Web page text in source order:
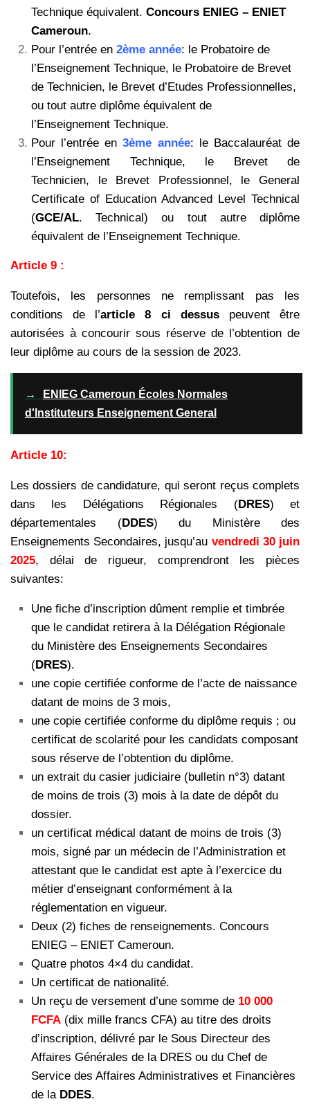
Technique équivalent. Concours ENIEG – ENIET
Cameroun.
Pour l’entrée en 2ème année: le Probatoire de
l’Enseignement Technique, le Probatoire de Brevet
de Technicien, le Brevet d’Etudes Professionnelles,
ou tout autre diplôme équivalent de
l’Enseignement Technique.
Pour l’entrée en3ème année: le Baccalauréat de
l’Enseignement Technique, le Brevet de
Technicien, le Brevet Professionnel, le General
Certificate of Education Advanced Level Technical
(GCE/AL.Technical) ou tout autre diplôme
équivalent de l’Enseignement Technique.
Article 9 :
Toutefois, les personnes ne remplissant pas les
conditions de l’article 8 ci dessuspeuvent être
autorisées à concourir sous réserve de l’obtention de
leur diplôme au cours de la session de 2023.
→
ENIEG Cameroun Écoles Normales
d'Instituteurs Enseignement General
Article 10:
Les dossiers de candidature, qui seront reçus complets
dans les Délégations Régionales (DRES) et
départementales (DDES) du Ministère des
Enseignements Secondaires, jusqu’au vendredi 30 juin
2025, délai de rigueur, comprendront les pièces
suivantes:
Une fiche d’inscription dûment remplie et timbrée
que le candidat retirera à la Délégation Régionale
du Ministère des Enseignements Secondaires
(DRES).
une copie certifiée conforme de l’acte de naissance
datant de moins de 3 mois,
une copie certifiée conforme du diplôme requis ; ou
certificat de scolarité pour les candidats composant
sous réserve de l’obtention du diplôme.
un extrait du casier judiciaire (bulletin n°3) datant
de moins de trois (3) mois à la date de dépôt du
dossier.
un certificat médical datant de moins de trois (3)
mois, signé par un médecin de l’Administration et
attestant que le candidat est apte à l’exercice du
métier d’enseignant conformément à la
réglementation en vigueur.
Deux (2) fiches de renseignements. Concours
ENIEG – ENIET Cameroun.
Quatre photos 4×4 du candidat.
Un certificat de nationalité.
Un reçu de versement d’une somme de 10 000
FCFA (dix mille francs CFA) au titre des droits
d’inscription, délivré par le Sous Directeur des
Affaires Générales de la DRES ou du Chef de
Service des Affaires Administratives et Financières
de la DDES.